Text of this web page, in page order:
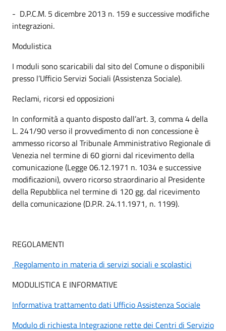
- D.P.C.M. 5 dicembre 2013 n. 159 e successive modifiche
integrazioni.
Modulistica
I moduli sono scaricabili dal sito del Comune o disponibili
presso l’Ufficio Servizi Sociali (Assistenza Sociale).
Reclami, ricorsi ed opposizioni
In conformità a quanto disposto dall’art. 3, comma 4 della
L. 241/90 verso il provvedimento di non concessione è
ammesso ricorso al Tribunale Amministrativo Regionale di
Venezia nel termine di 60 giorni dal ricevimento della
comunicazione (Legge 06.12.1971 n. 1034 e successive
modificazioni), ovvero ricorso straordinario al Presidente
della Repubblica nel termine di 120 gg. dal ricevimento
della comunicazione (D.P.R. 24.11.1971, n. 1199).
REGOLAMENTI
Regolamento in materia di servizi sociali e scolastici
MODULISTICA E INFORMATIVE
Informativa trattamento dati Ufficio Assistenza Sociale
Modulo di richiesta Integrazione rette dei Centri di Servizio